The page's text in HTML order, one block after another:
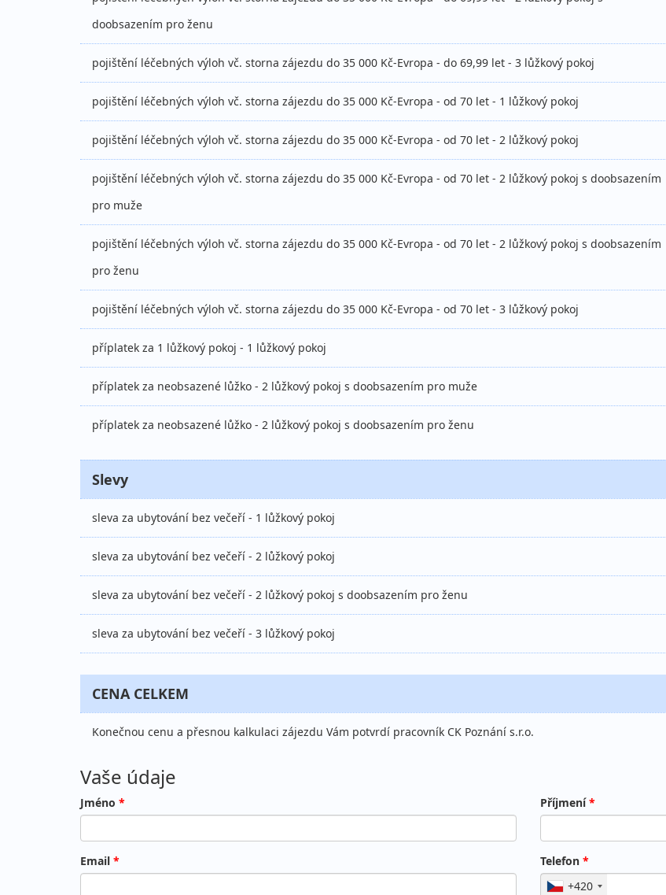
doobsazením pro ženu
pojištění léčebných výloh vč. storna zájezdu do 35 000 Kč-Evropa - do 69,99 let - 3 lůžkový pokoj
pojištění léčebných výloh vč. storna zájezdu do 35 000 Kč-Evropa - od 70 let - 1 lůžkový pokoj
pojištění léčebných výloh vč. storna zájezdu do 35 000 Kč-Evropa - od 70 let - 2 lůžkový pokoj
pojištění léčebných výloh vč. storna zájezdu do 35 000 Kč-Evropa - od 70 let - 2 lůžkový pokoj s doobsazením
pro muže
pojištění léčebných výloh vč. storna zájezdu do 35 000 Kč-Evropa - od 70 let - 2 lůžkový pokoj s doobsazením
pro ženu
pojištění léčebných výloh vč. storna zájezdu do 35 000 Kč-Evropa - od 70 let - 3 lůžkový pokoj
příplatek za 1 lůžkový pokoj - 1 lůžkový pokoj
příplatek za neobsazené lůžko - 2 lůžkový pokoj s doobsazením pro muže
příplatek za neobsazené lůžko - 2 lůžkový pokoj s doobsazením pro ženu
Slevy
sleva za ubytování bez večeří - 1 lůžkový pokoj
sleva za ubytování bez večeří - 2 lůžkový pokoj
sleva za ubytování bez večeří - 2 lůžkový pokoj s doobsazením pro ženu
sleva za ubytování bez večeří - 3 lůžkový pokoj
CENA CELKEM
Konečnou cenu a přesnou kalkulaci zájezdu Vám potvrdí pracovník CK Poznání s.r.o.
Vaše údaje
Jméno * Příjmení*
Email * Telefon *
+420